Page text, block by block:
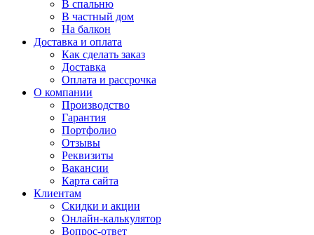
В спальню
В частный дом
На балкон
Доставка и оплата
Как сделать заказ
Доставка
Оплата и рассрочка
О компании
Производство
Гарантия
Портфолио
Отзывы
Реквизиты
Вакансии
Карта сайта
Клиентам
Скидки и акции
Онлайн-калькулятор
Вопрос-ответ